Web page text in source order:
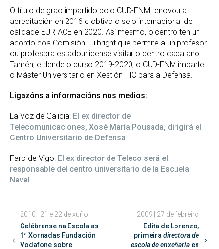
O título de grao impartido polo CUD-ENM renovou a
acreditación en 2016 e obtivo o selo internacional de
calidade EUR-ACE en 2020. Así mesmo, o centro ten un
acordo coa Comisión Fulbright que permite a un profesor
ou profesora estadounidense visitar o centro cada ano.
Tamén, e dende o curso 2019-2020, o CUD-ENM imparte
o Máster Universitario en Xestión TIC para a Defensa.
Ligazóns a informacións nos medios:
La Voz de Galicia: El ex director de
Telecomunicaciones, Xosé María Pousada, dirigirá el
Centro Universitario de Defensa
Faro de Vigo: El ex director de Teleco será el
responsable del centro universitario de la Escuela
Naval
2010 | 21 e 22 de xuño
Celébranse na Escola as
1ª Xornadas Fundación
Vodafone sobre
2009 | 27 de febreiro
Edita de Lorenzo,
primeira directora de
escola de enxeñaría en